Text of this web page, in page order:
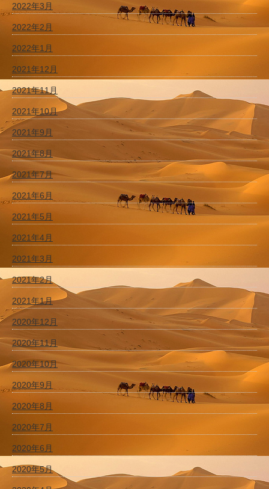
2022年3月
2022年2月
2022年1月
2021年12月
2021年11月
2021年10月
2021年9月
2021年8月
2021年7月
2021年6月
2021年5月
2021年4月
2021年3月
2021年2月
2021年1月
2020年12月
2020年11月
2020年10月
2020年9月
2020年8月
2020年7月
2020年6月
2020年5月